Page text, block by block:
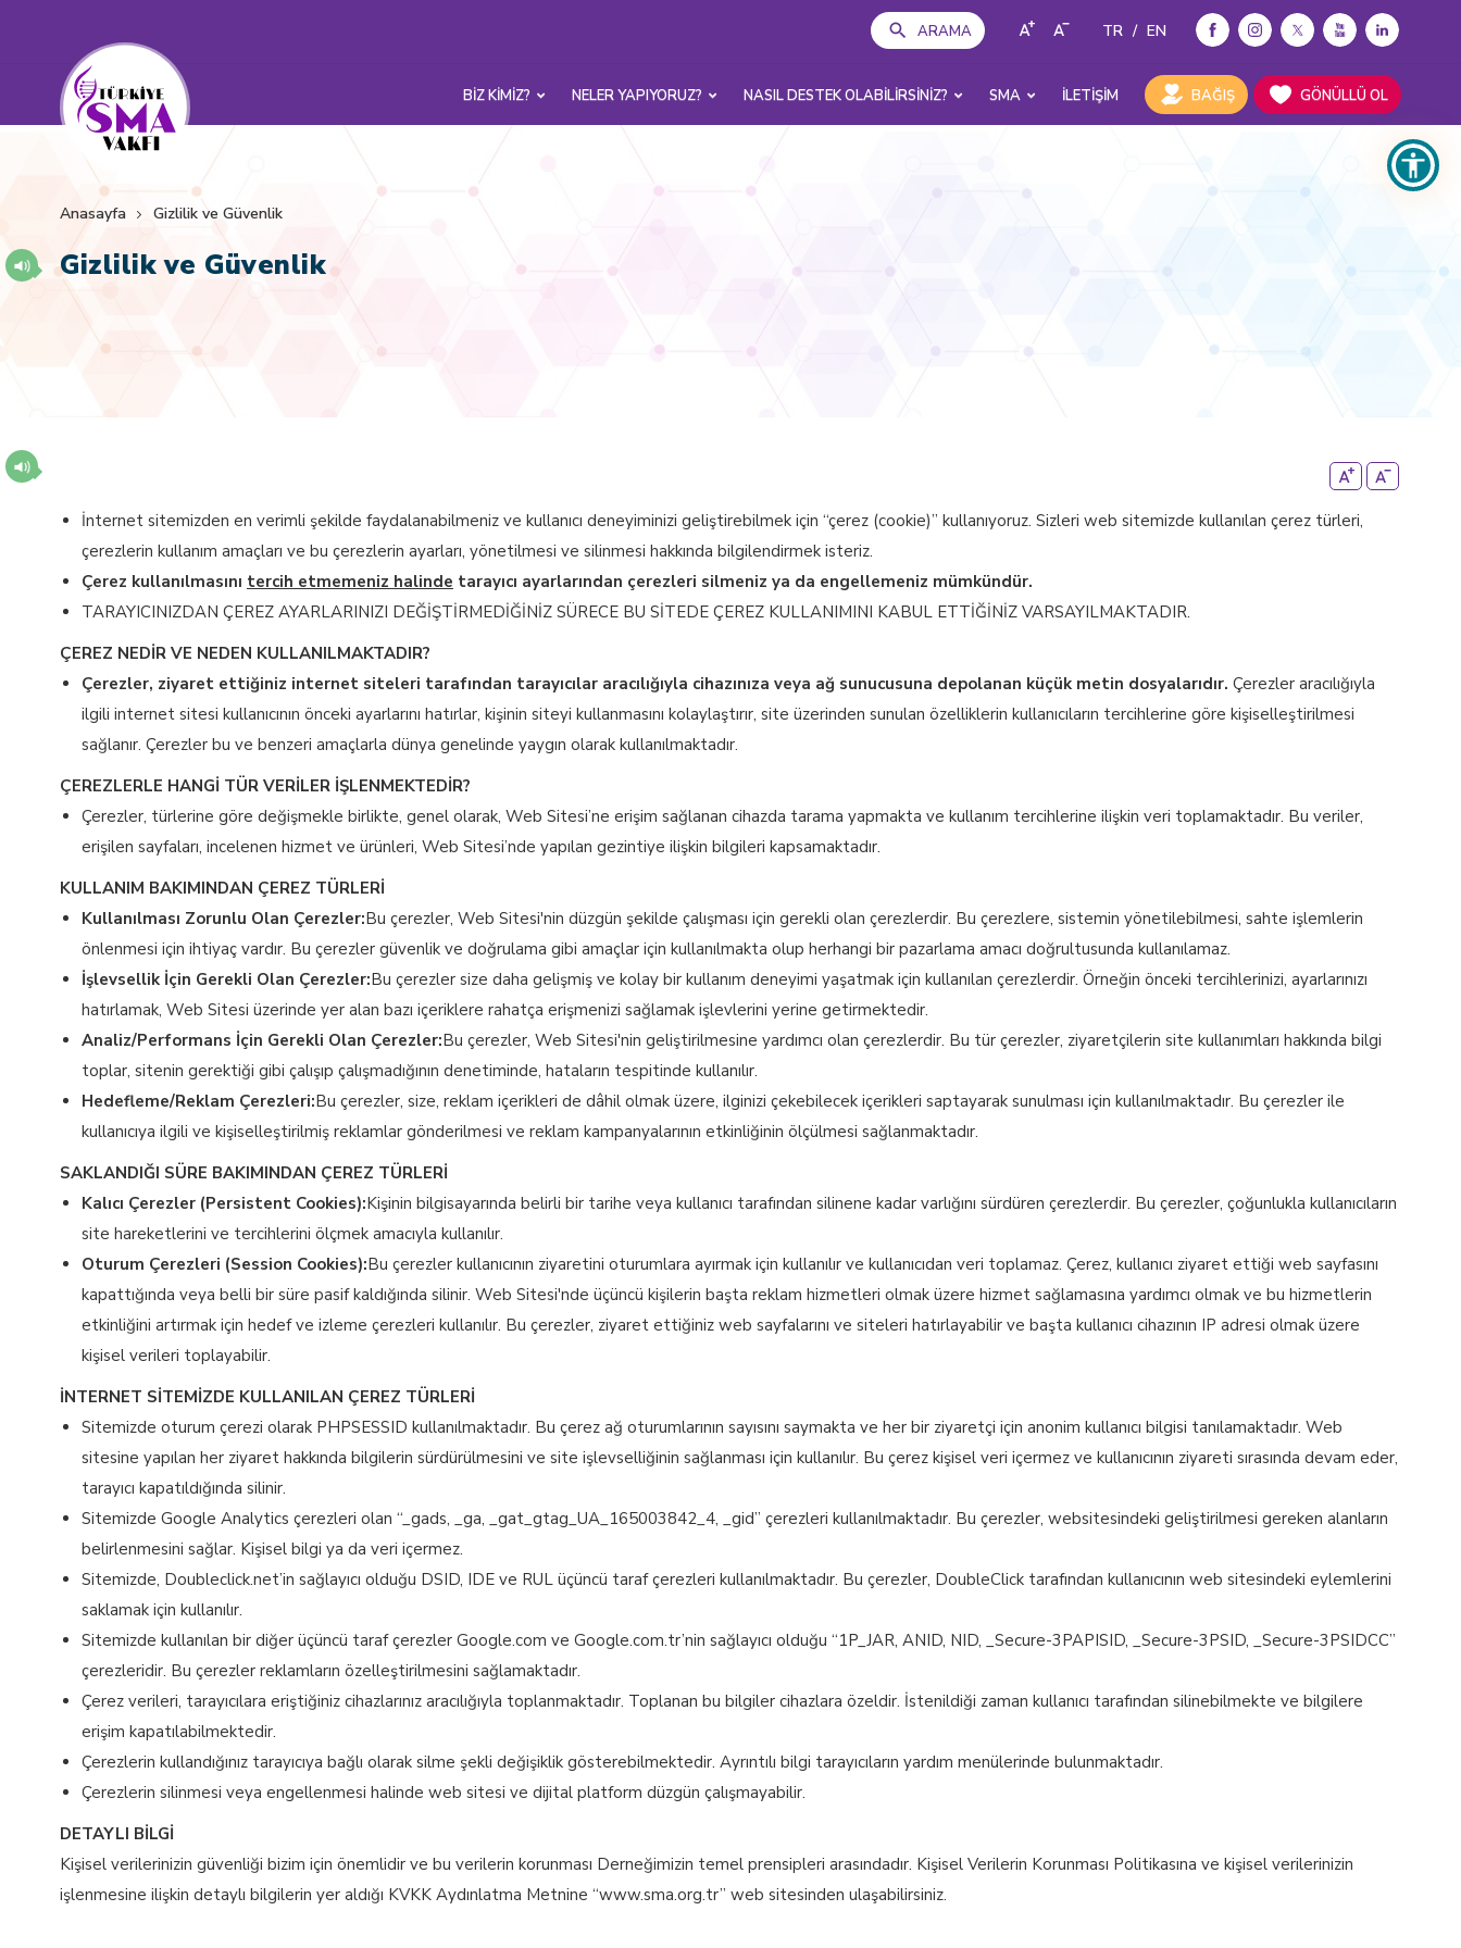
ARAMA TR / EN
BİZ KİMİZ? NELER YAPIYORUZ? NASIL DESTEK OLABİLİRSİNİZ? SMA İLETİŞİM BAĞIŞ GÖNÜLLÜ OL
Anasayfa Gizlilik ve Güvenlik
Gizlilik ve Güvenlik
İnternet sitemizden en verimli şekilde faydalanabilmeniz ve kullanıcı deneyiminizi geliştirebilmek için “çerez (cookie)” kullanıyoruz. Sizleri web sitemizde kullanılan çerez türleri,
çerezlerin kullanım amaçları ve bu çerezlerin ayarları, yönetilmesi ve silinmesi hakkında bilgilendirmek isteriz.
Çerez kullanılmasını tercih etmemeniz halinde tarayıcı ayarlarından çerezleri silmeniz ya da engellemeniz mümkündür.
TARAYICINIZDAN ÇEREZ AYARLARINIZI DEĞİŞTİRMEDİĞİNİZ SÜRECE BU SİTEDE ÇEREZ KULLANIMINI KABUL ETTİĞİNİZ VARSAYILMAKTADIR.
ÇEREZ NEDİR VE NEDEN KULLANILMAKTADIR?
Çerezler, ziyaret ettiğiniz internet siteleri tarafından tarayıcılar aracılığıyla cihazınıza veya ağ sunucusuna depolanan küçük metin dosyalarıdır. Çerezler aracılığıyla
ilgili internet sitesi kullanıcının önceki ayarlarını hatırlar, kişinin siteyi kullanmasını kolaylaştırır, site üzerinden sunulan özelliklerin kullanıcıların tercihlerine göre kişiselleştirilmesi
sağlanır. Çerezler bu ve benzeri amaçlarla dünya genelinde yaygın olarak kullanılmaktadır.
ÇEREZLERLE HANGİ TÜR VERİLER İŞLENMEKTEDİR?
Çerezler, türlerine göre değişmekle birlikte, genel olarak, Web Sitesi’ne erişim sağlanan cihazda tarama yapmakta ve kullanım tercihlerine ilişkin veri toplamaktadır. Bu veriler,
erişilen sayfaları, incelenen hizmet ve ürünleri, Web Sitesi’nde yapılan gezintiye ilişkin bilgileri kapsamaktadır.
KULLANIM BAKIMINDAN ÇEREZ TÜRLERİ
Kullanılması Zorunlu Olan Çerezler:Bu çerezler, Web Sitesi'nin düzgün şekilde çalışması için gerekli olan çerezlerdir. Bu çerezlere, sistemin yönetilebilmesi, sahte işlemlerin
önlenmesi için ihtiyaç vardır. Bu çerezler güvenlik ve doğrulama gibi amaçlar için kullanılmakta olup herhangi bir pazarlama amacı doğrultusunda kullanılamaz.
İşlevsellik İçin Gerekli Olan Çerezler:Bu çerezler size daha gelişmiş ve kolay bir kullanım deneyimi yaşatmak için kullanılan çerezlerdir. Örneğin önceki tercihlerinizi, ayarlarınızı
hatırlamak, Web Sitesi üzerinde yer alan bazı içeriklere rahatça erişmenizi sağlamak işlevlerini yerine getirmektedir.
Analiz/Performans İçin Gerekli Olan Çerezler:Bu çerezler, Web Sitesi'nin geliştirilmesine yardımcı olan çerezlerdir. Bu tür çerezler, ziyaretçilerin site kullanımları hakkında bilgi
toplar, sitenin gerektiği gibi çalışıp çalışmadığının denetiminde, hataların tespitinde kullanılır.
Hedefleme/Reklam Çerezleri:Bu çerezler, size, reklam içerikleri de dâhil olmak üzere, ilginizi çekebilecek içerikleri saptayarak sunulması için kullanılmaktadır. Bu çerezler ile
kullanıcıya ilgili ve kişiselleştirilmiş reklamlar gönderilmesi ve reklam kampanyalarının etkinliğinin ölçülmesi sağlanmaktadır.
SAKLANDIĞI SÜRE BAKIMINDAN ÇEREZ TÜRLERİ
Kalıcı Çerezler (Persistent Cookies):Kişinin bilgisayarında belirli bir tarihe veya kullanıcı tarafından silinene kadar varlığını sürdüren çerezlerdir. Bu çerezler, çoğunlukla kullanıcıların
site hareketlerini ve tercihlerini ölçmek amacıyla kullanılır.
Oturum Çerezleri (Session Cookies):Bu çerezler kullanıcının ziyaretini oturumlara ayırmak için kullanılır ve kullanıcıdan veri toplamaz. Çerez, kullanıcı ziyaret ettiği web sayfasını
kapattığında veya belli bir süre pasif kaldığında silinir. Web Sitesi'nde üçüncü kişilerin başta reklam hizmetleri olmak üzere hizmet sağlamasına yardımcı olmak ve bu hizmetlerin
etkinliğini artırmak için hedef ve izleme çerezleri kullanılır. Bu çerezler, ziyaret ettiğiniz web sayfalarını ve siteleri hatırlayabilir ve başta kullanıcı cihazının IP adresi olmak üzere
kişisel verileri toplayabilir.
İNTERNET SİTEMİZDE KULLANILAN ÇEREZ TÜRLERİ
Sitemizde oturum çerezi olarak PHPSESSID kullanılmaktadır. Bu çerez ağ oturumlarının sayısını saymakta ve her bir ziyaretçi için anonim kullanıcı bilgisi tanılamaktadır. Web
sitesine yapılan her ziyaret hakkında bilgilerin sürdürülmesini ve site işlevselliğinin sağlanması için kullanılır. Bu çerez kişisel veri içermez ve kullanıcının ziyareti sırasında devam eder,
tarayıcı kapatıldığında silinir.
Sitemizde Google Analytics çerezleri olan “_gads, _ga, _gat_gtag_UA_165003842_4, _gid” çerezleri kullanılmaktadır. Bu çerezler, websitesindeki geliştirilmesi gereken alanların
belirlenmesini sağlar. Kişisel bilgi ya da veri içermez.
Sitemizde, Doubleclick.net’in sağlayıcı olduğu DSID, IDE ve RUL üçüncü taraf çerezleri kullanılmaktadır. Bu çerezler, DoubleClick tarafından kullanıcının web sitesindeki eylemlerini
saklamak için kullanılır.
Sitemizde kullanılan bir diğer üçüncü taraf çerezler Google.com ve Google.com.tr’nin sağlayıcı olduğu “1P_JAR, ANID, NID, _Secure-3PAPISID, _Secure-3PSID, _Secure-3PSIDCC”
çerezleridir. Bu çerezler reklamların özelleştirilmesini sağlamaktadır.
Çerez verileri, tarayıcılara eriştiğiniz cihazlarınız aracılığıyla toplanmaktadır. Toplanan bu bilgiler cihazlara özeldir. İstenildiği zaman kullanıcı tarafından silinebilmekte ve bilgilere
erişim kapatılabilmektedir.
Çerezlerin kullandığınız tarayıcıya bağlı olarak silme şekli değişiklik gösterebilmektedir. Ayrıntılı bilgi tarayıcıların yardım menülerinde bulunmaktadır.
Çerezlerin silinmesi veya engellenmesi halinde web sitesi ve dijital platform düzgün çalışmayabilir.
DETAYLI BİLGİ
Kişisel verilerinizin güvenliği bizim için önemlidir ve bu verilerin korunması Derneğimizin temel prensipleri arasındadır. Kişisel Verilerin Korunması Politikasına ve kişisel verilerinizin
işlenmesine ilişkin detaylı bilgilerin yer aldığı KVKK Aydınlatma Metnine “www.sma.org.tr” web sitesinden ulaşabilirsiniz.